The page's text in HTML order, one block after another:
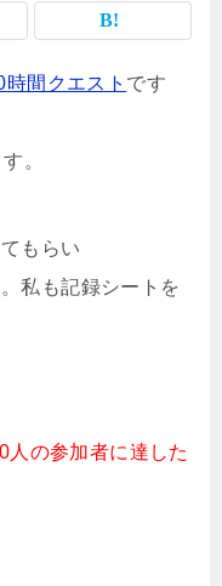
時間クエスト です
。
もらい
私も記録シートを
人の参加者に達した